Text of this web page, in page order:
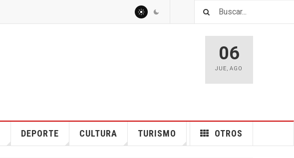
06
JUE,AGO
DEPORTE CULTURA TURISMO OTROS